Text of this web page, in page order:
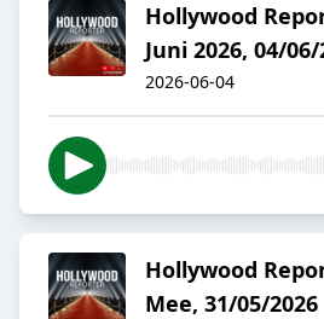
Hollywood
Juni 2026, 04/06/
2026-06-04
Hollywood
Mee, 31/05/2026